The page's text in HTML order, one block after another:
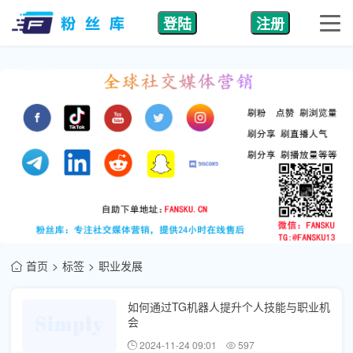
登陆 注册
首页 标签 职业发展
如何通过TG机器人提升个人技能与职业机
会
2024-11-24 09:01 597